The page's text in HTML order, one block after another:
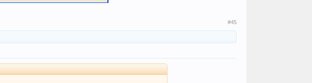
#45